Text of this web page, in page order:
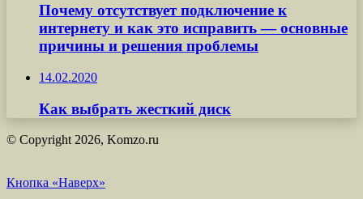
Почему отсутствует подключение к
интернету и как это исправить — основные
причины и решения проблемы
14.02.2020
Как выбрать жесткий диск
© Copyright 2026, Komzo.ru
Кнопка «Наверх»